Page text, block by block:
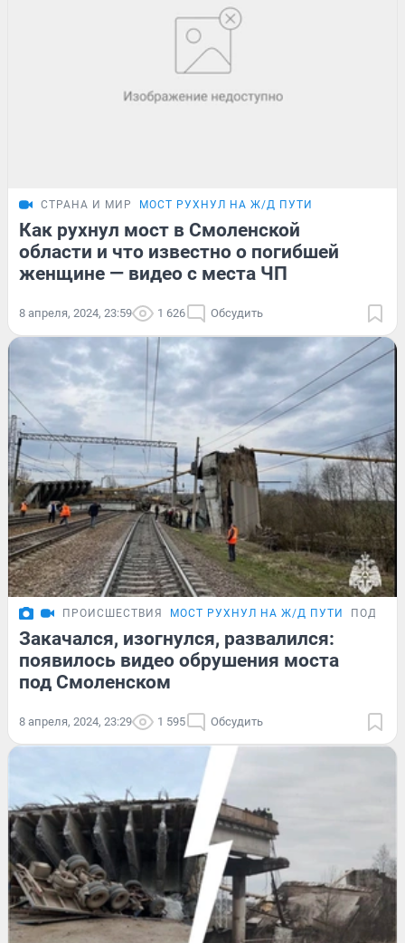
СТРАНА И МИР МОСТ РУХНУЛ НА Ж/Д ПУТИ
Как рухнул мост в Смоленской
области и что известно о погибшей
женщине — видео с места ЧП
8 апреля, 2024, 23:59 1 626 Обсудить
ПРОИСШЕСТВИЯ МОСТ РУХНУЛ НА Ж/Д ПУТИ
Закачался, изогнулся, развалился:
появилось видео обрушения моста
под Смоленском
8 апреля, 2024, 23:29 1 595 Обсудить